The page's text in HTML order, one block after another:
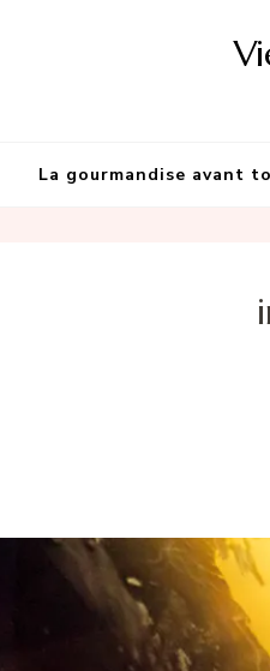
La gourmandise avant